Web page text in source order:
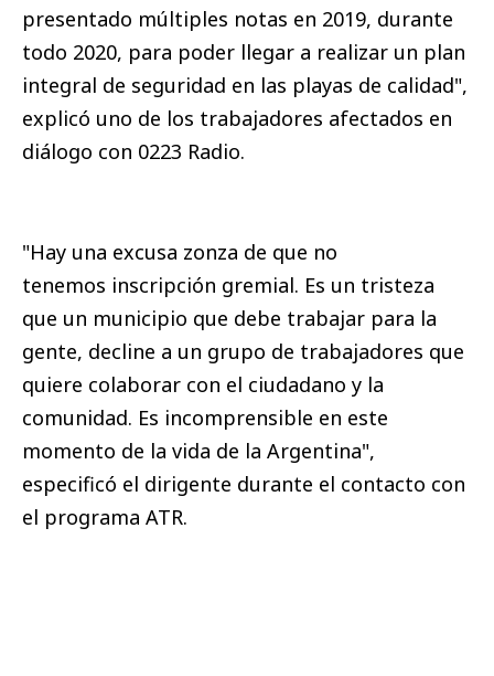
presentado múltiples notas en 2019, durante
todo 2020, para poder llegar a realizar un plan
integral de seguridad en las playas de calidad",
explicó uno de los trabajadores afectados en
diálogo con 0223 Radio.
"Hay una excusa zonza de que no
tenemos inscripción gremial. Es un tristeza
que un municipio que debe trabajar para la
gente, decline a un grupo de trabajadores que
quiere colaborar con el ciudadano y la
comunidad. Es incomprensible en este
momento de la vida de la Argentina",
especificó el dirigente durante el contacto con
el programa ATR.